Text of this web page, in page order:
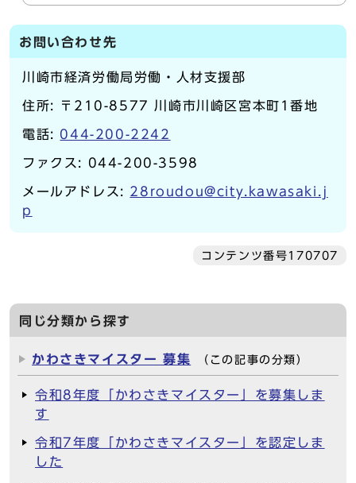
お問い合わせ先
川崎市経済労働局労働・人材支援部
住所: 〒210-8577 川崎市川崎区宮本町1番地
電話: 044-200-2242
ファクス: 044-200-3598
メールアドレス: 28roudou@city.kawasaki.j
p
コンテンツ番号170707
同じ分類から探す
かわさきマイスター 募集 （この記事の分類）
令和8年度「かわさきマイスター」を募集しま
す
令和7年度「かわさきマイスター」を認定しま
した